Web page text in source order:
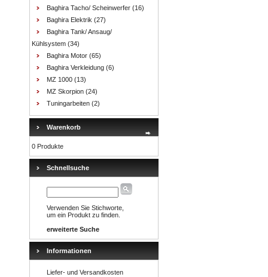
Baghira Tacho/ Scheinwerfer (16)
Baghira Elektrik (27)
Baghira Tank/ Ansaug/
Kühlsystem (34)
Baghira Motor (65)
Baghira Verkleidung (6)
MZ 1000 (13)
MZ Skorpion (24)
Tuningarbeiten (2)
Warenkorb
0 Produkte
Schnellsuche
Verwenden Sie Stichworte,
um ein Produkt zu finden.
erweiterte Suche
Informationen
Liefer- und Versandkosten